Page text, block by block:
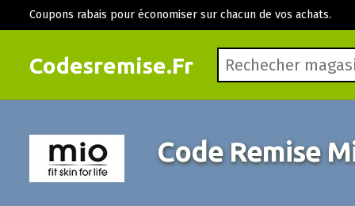
Codesremise.Fr
Coupons rabais pour économiser sur chacun de vos achats.
Code Remise